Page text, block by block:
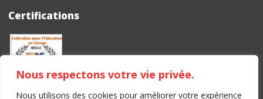
Nous respectons votre vie privée.
Nous utilisons des cookies pour améliorer votre expérience
Certifications